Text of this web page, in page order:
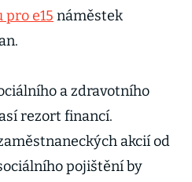
e15 náměstek
a zdravotního
rezort financí.
akcií od
pojištění by